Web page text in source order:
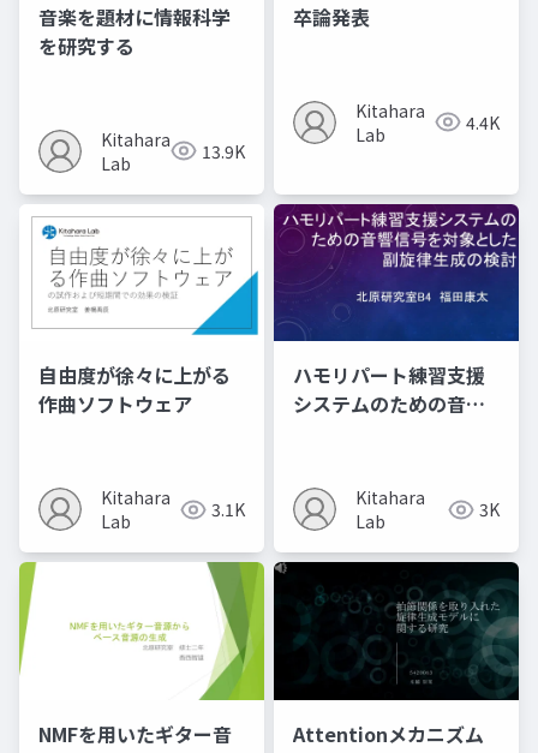
音楽を題材に情報科学
を研究する
Kitahara
Lab
13.9K
卒論発表
Kitahara
Lab
4.4K
自由度が徐々に上がる
作曲ソフトウェア
Kitahara
Lab
3.1K
ハモリパート練習支援
システムのための音響
Kitahara
Lab
3K
NMFを用いたギター音
Attentionメカニズム